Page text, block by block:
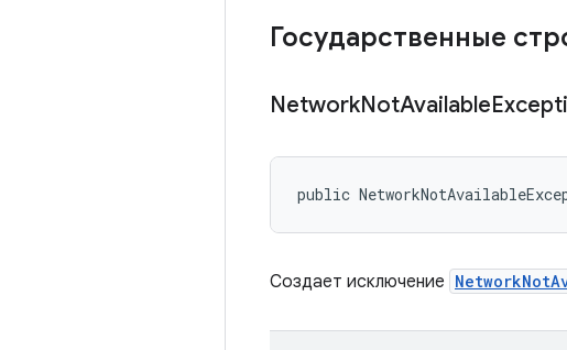
Государственные
NetworkNotAvailable
public
Создает исключение